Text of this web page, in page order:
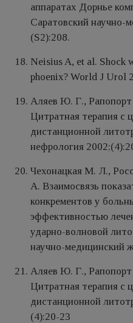
аппаратах Дорнье
Саратовский научно-
(S2):208.
Neisius A, et al. Shock
phoenix? World J Urol
Аляев Ю. Г.,
Цитратная терапия с
дистанционной
нефрология
Чехонацкая М. Л.,
А. Взаимосвязь
конкрементов у
эффективностью
ударно-волновой
научно-медицинский
Аляев Ю. Г.,
Цитратная терапия с
дистанционной
(4):20-23